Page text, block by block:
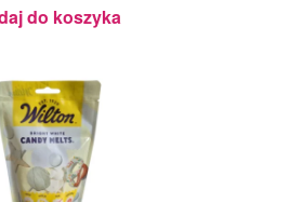
do koszyka